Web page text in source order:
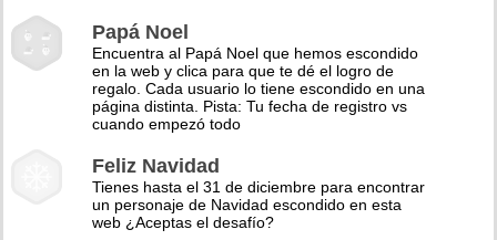
Papá Noel
Encuentra al Papá Noel que hemos escondido
en la web y clica para que te dé el logro de
regalo. Cada usuario lo tiene escondido en una
página distinta. Pista: Tu fecha de registro vs
cuando empezó todo
Feliz Navidad
Tienes hasta el 31 de diciembre para encontrar
un personaje de Navidad escondido en esta
web ¿Aceptas el desafío?